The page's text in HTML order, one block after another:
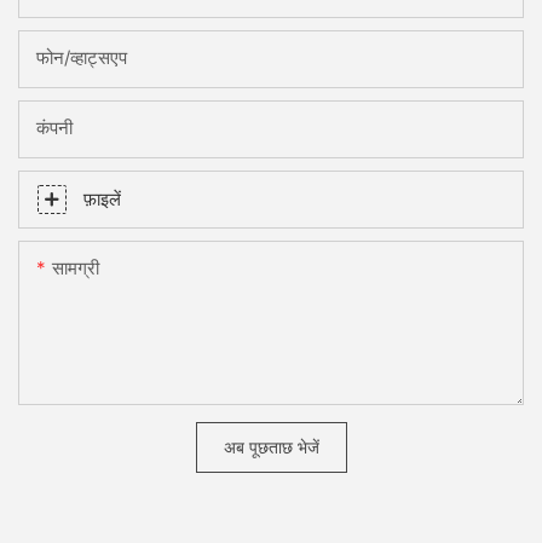
फोन/व्हाट्सएप
कंपनी
फ़ाइलें
सामग्री
अब पूछताछ भेजें